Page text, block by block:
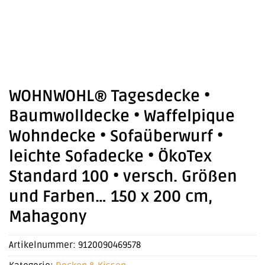
WOHNWOHL® Tagesdecke •
Baumwolldecke • Waffelpique
Wohndecke • Sofaüberwurf •
leichte Sofadecke • ÖkoTex
Standard 100 • versch. Größen
und Farben… 150 x 200 cm,
Mahagony
Artikelnummer: 9120090469578